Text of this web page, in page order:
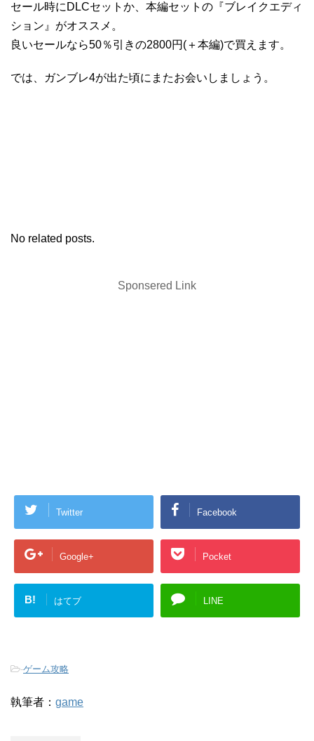
セール時にDLCセットか、本編セットの『ブレイクエディ
ション』がオススメ。
良いセールなら50％引きの2800円(＋本編)で買えます。
では、ガンブレ4が出た頃にまたお会いしましょう。
No related posts.
Sponsered Link
Twitter Facebook
Google+ Pocket
B! はてブ LINE
-ゲーム攻略
執筆者： game